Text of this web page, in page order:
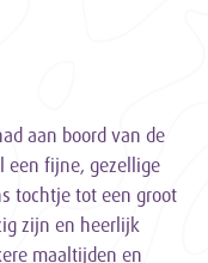
aan boord van de
een fijne, gezellige
tochtje tot een groot
zijn en heerlijk
maaltijden en